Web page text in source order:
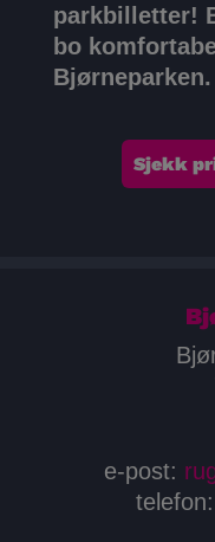
parkbilletter!
bo
Bjørneparken.
Sjekk
e-post: